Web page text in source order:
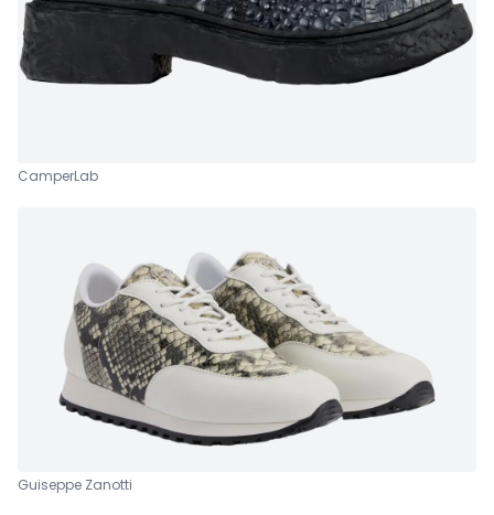
CamperLab
Guiseppe Zanotti